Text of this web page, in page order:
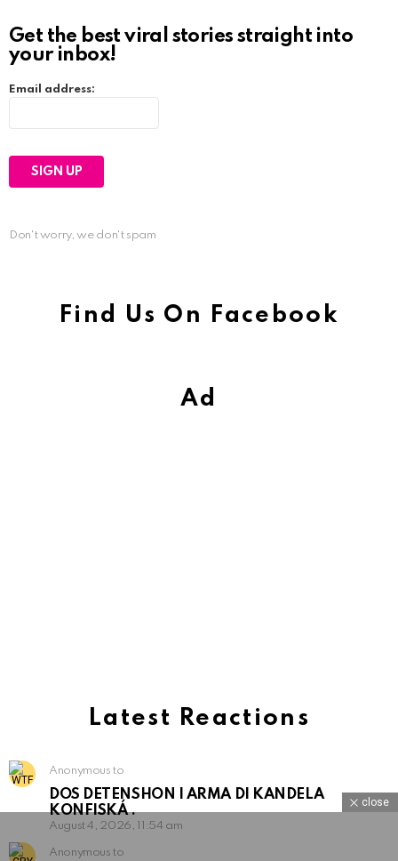
Get the best viral stories straight into
your inbox!
Email address:
Don't worry, we don't spam
Find Us On Facebook
Ad
Latest Reactions
Anonymous to
DOS DETENSHON I ARMA DI KANDELA
KONFISKÁ .
August 4, 2026, 11:54 am
Anonymous to
close